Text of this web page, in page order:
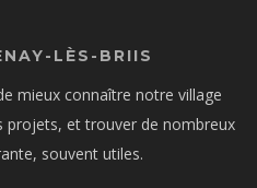
LÈS-BRIIS
mieux connaître notre village
projets, et trouver de nombreux
souvent utiles.